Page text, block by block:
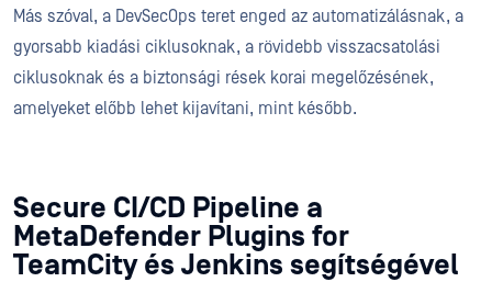
Más szóval, a DevSecOps teret enged az automatizálásnak, a
gyorsabb kiadási ciklusoknak, a rövidebb visszacsatolási
ciklusoknak és a biztonsági rések korai megelőzésének,
amelyeket előbb lehet kijavítani, mint később.
Secure CI/CD Pipeline a
MetaDefender Plugins for
TeamCity és Jenkins segítségével